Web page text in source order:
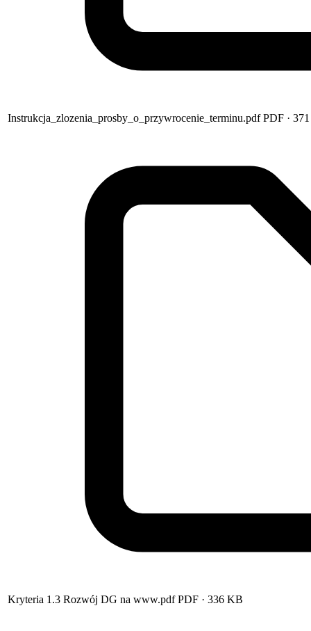
Instrukcja_zlozenia_prosby_o_przywrocenie_terminu.pdf PDF ·
Kryteria 1.3 Rozwój DG na www.pdf PDF · 336 KB